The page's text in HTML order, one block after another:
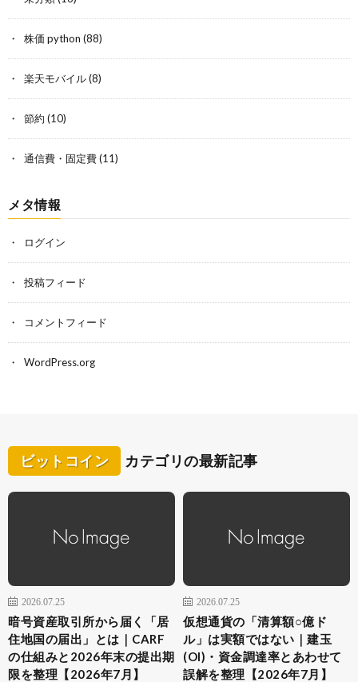
株価 python (88)
楽天モバイル(8)
節約 (10)
通信費・固定費(11)
メタ情報
ログイン
投稿フィード
コメントフィード
WordPress.org
ビットコイン カテゴリの最新記事
2026.07.25
暗号資産取引所から届く「居
住地国の届出」とは｜CARF
の仕組みと2026年末の提出期
限を整理【2026年7月】
2026.07.25
仮想通貨の「清算額○億ド
ル」は実額ではない｜建玉
(OI)・資金調達率とあわせて
誤解を整理【2026年7月】